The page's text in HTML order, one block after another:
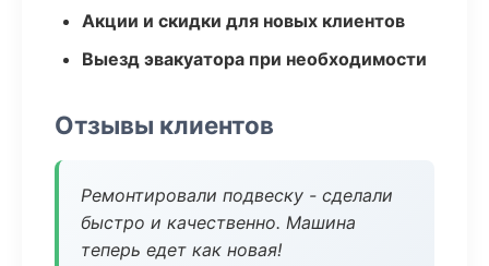
Акции и скидки для новых клиентов
Выезд эвакуатора при необходимости
Отзывы клиентов
Ремонтировали подвеску - сделали
быстро и качественно. Машина
теперь едет как новая!